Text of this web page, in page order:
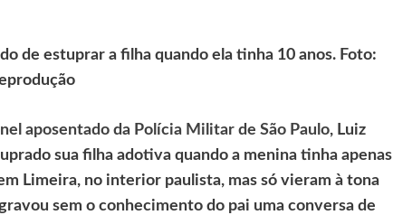
de estuprar a filha quando ela tinha 10 anos. Foto:
aposentado da Polícia Militar de São Paulo, Luiz
sua filha adotiva quando a menina tinha apenas
Limeira, no interior paulista, mas só vieram à tona
sem o conhecimento do pai uma conversa de